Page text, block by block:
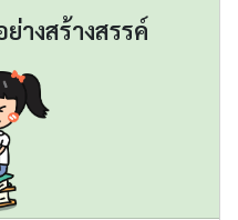
างสร้างสรรค์